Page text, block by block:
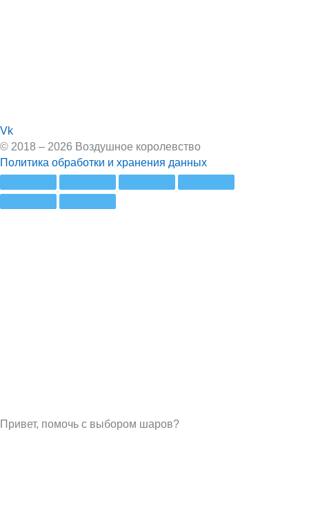
Vk
© 2018 – 2026 Воздушное королевство
Политика обработки и хранения данных
Привет, помочь с выбором шаров?